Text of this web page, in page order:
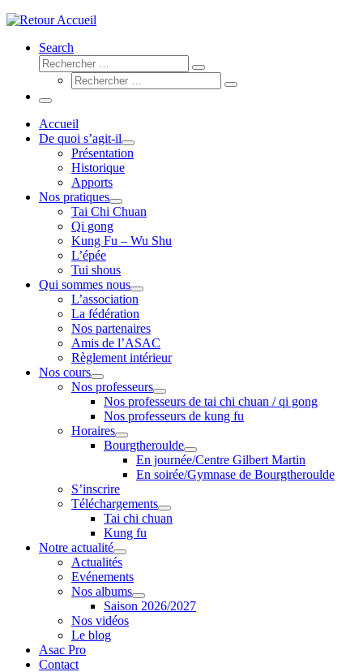
Search
Rechercher
Rechercher
Rechercher
Rechercher
Menu
Accueil
De quoi s’agit-il
Présentation
Historique
Apports
Nos pratiques
Tai Chi Chuan
Qi gong
Kung Fu – Wu Shu
L’épée
Tui shous
Qui sommes nous
L’association
La fédération
Nos partenaires
Amis de l’ASAC
Règlement intérieur
Nos cours
Nos professeurs
Nos professeurs de tai chi chuan / qi gong
Nos professeurs de kung fu
Horaires
Bourgtheroulde
En journée/Centre Gilbert Martin
En soirée/Gymnase de Bourgtheroulde
S’inscrire
Téléchargements
Tai chi chuan
Kung fu
Notre actualité
Actualités
Evénements
Nos albums
Saison 2026/2027
Nos vidéos
Le blog
Asac Pro
Contact